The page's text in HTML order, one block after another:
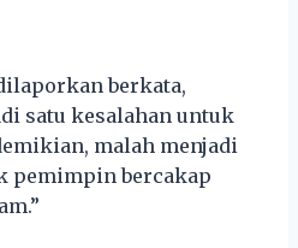
berkata,
satu kesalahan untuk
malah menjadi
pemimpin bercakap